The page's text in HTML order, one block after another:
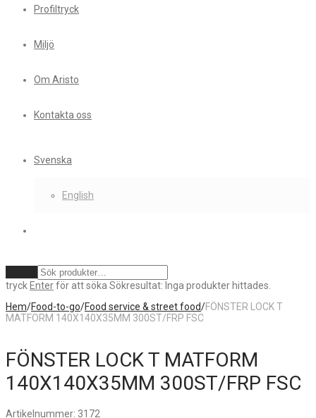
Profiltryck
Miljö
Om Aristo
Kontakta oss
Svenska
English
tryck Enterför att söka Sökresultat: Inga produkter hittades.
Hem/Food-to-go/Food service & street food/FÖNSTER LOCK T
MATFORM 140X140X35MM 300ST/FRP FSC
FÖNSTER LOCK T MATFORM
140X140X35MM 300ST/FRP FSC
Artikelnummer: 3172